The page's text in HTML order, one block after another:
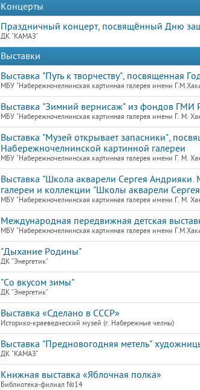
Концерты
Праздничный концерт, посвящённый Дню
ДК "КАМАЗ"
Выставки
Выставка "Путь к творчеству", посвященная
МБУ "Набережночелнинская картинная галерея имени
Выставка "Зимний вернисаж" из фондов ГМИ
МБУ "Набережночелнинская картинная галерея имени Г. М.
Выставка "Музей открывает запасники",
Набережночелнинской картинной галереи
МБУ "Набережночелнинская картинная галерея имени Г. М.
Выставка "Школа акварели Сергея
галереи и коллекции "Школы акварели
МБУ "Набережночелнинская картинная галерея имени Г. М.
Международная передвижная детская
МБУ "Набережночелнинская картинная галерея имени
"Дыхание Родины"
ДК "Энергетик"
"Со вкусом зимы"
ДК "Энергетик"
Выставка «Сделано в СССР»
Историко-краеведческий музей (г. Набережные челны)
Выставка "Предновогодняя метель"
ДК "КАМАЗ"
Книжная выставка «Яблочная полка»
Библиотека-филиал №14